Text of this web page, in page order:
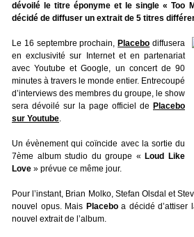
dévoilé le titre éponyme et le single « Too
décidé de diffuser un extrait de 5 titres
Le 16 septembre prochain, Placebo diffusera
en exclusivité sur Internet et en partenariat
avec Youtube et Google, un concert de 90
minutes à travers le monde entier. Entrecoupé
d’interviews des membres du groupe, le show
sera dévoilé sur la page officiel de Placebo
sur Youtube.
Un évènement qui coïncide avec la sortie du
7ème album studio du groupe « Loud Like
Love » prévue ce même jour.
Pour l’instant, Brian Molko, Stefan Olsdal et
nouvel opus. Mais Placeboa décidé d’attiser
nouvel extrait de l’album.